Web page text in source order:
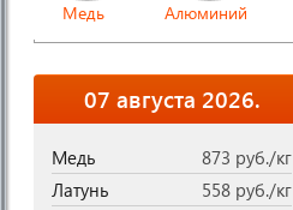
Медь Алюминий
07 августа 2026.
Медь
873 руб./кг
Латунь
558 руб./кг